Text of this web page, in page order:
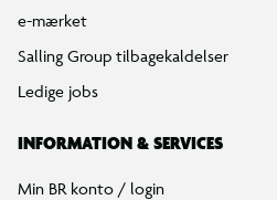
e-mærket
Salling Group tilbagekaldelser
Ledige jobs
INFORMATION & SERVICES
Min BR konto / login